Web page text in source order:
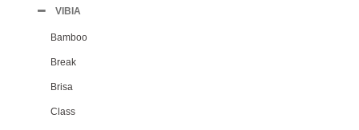
VIBIA
Bamboo
Break
Brisa
Class